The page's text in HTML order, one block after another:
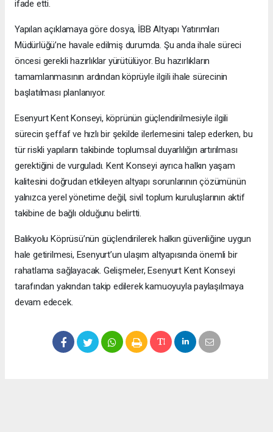
ifade etti.
Yapılan açıklamaya göre dosya, İBB Altyapı Yatırımları
Müdürlüğü’ne havale edilmiş durumda. Şu anda ihale süreci
öncesi gerekli hazırlıklar yürütülüyor. Bu hazırlıkların
tamamlanmasının ardından köprüyle ilgili ihale sürecinin
başlatılması planlanıyor.
Esenyurt Kent Konseyi, köprünün güçlendirilmesiyle ilgili
sürecin şeffaf ve hızlı bir şekilde ilerlemesini talep ederken, bu
tür riskli yapıların takibinde toplumsal duyarlılığın artırılması
gerektiğini de vurguladı. Kent Konseyi ayrıca halkın yaşam
kalitesini doğrudan etkileyen altyapı sorunlarının çözümünün
yalnızca yerel yönetime değil, sivil toplum kuruluşlarının aktif
takibine de bağlı olduğunu belirtti.
Balıkyolu Köprüsü’nün güçlendirilerek halkın güvenliğine uygun
hale getirilmesi, Esenyurt’un ulaşım altyapısında önemli bir
rahatlama sağlayacak. Gelişmeler, Esenyurt Kent Konseyi
tarafından yakından takip edilerek kamuoyuyla paylaşılmaya
devam edecek.